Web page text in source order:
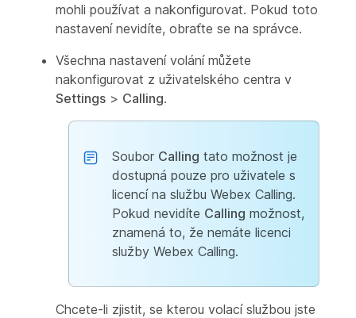
mohli používat a nakonfigurovat. Pokud toto
nastavení nevidíte, obraťte se na správce.
Všechna nastavení volání můžete
nakonfigurovat z uživatelského centra v
Settings > Calling.
Soubor Calling tato možnost je
dostupná pouze pro uživatele s
licencí na službu Webex Calling.
Pokud nevidíte Calling možnost,
znamená to, že nemáte licenci
služby Webex Calling.
Chcete-li zjistit, se kterou volací službou jste